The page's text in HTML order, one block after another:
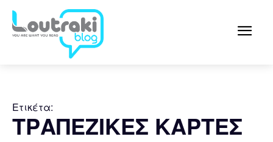
Ετικέτα:
ΤΡΑΠΕΖΙΚΕΣ ΚΑΡΤΕΣ